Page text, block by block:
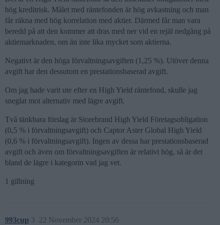
hög kreditrisk. Målet med räntefonden är hög avkastning och man
får räkna med hög korrelation med aktier. Därmed får man vara
beredd på att den kommer att dras med ner vid en rejäl nedgång på
aktiemarknaden, om än inte lika mycket som aktierna.
Negativt är den höga förvaltningsavgiften (1,25 %). Utöver denna
avgift har den dessutom en prestationsbaserad avgift.
Om jag hade varit ute efter en High Yield räntefond, skulle jag
sneglat mot alternativ med lägre avgift.
Två tänkbara förslag är Storebrand High Yield Företagsobligation
(0,5 % i förvaltningsavgift) och Captor Aster Global High Yield
(0,6 % i förvaltningsavgift). Ingen av dessa har prestationsbaserad
avgift och även om förvaltningsavgiften är relativt hög, så är det
bland de lägre i kategorin vad jag vet.
1 gillning
993cup 22 November 2024 20:56
3